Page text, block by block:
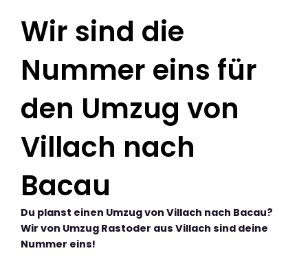
Wir sind die
Nummer eins für
den Umzug von
Villach nach
Bacau
Du planst einen Umzug von Villach nach Bacau?
Wir von Umzug Rastoder aus Villach sind deine
Nummer eins!